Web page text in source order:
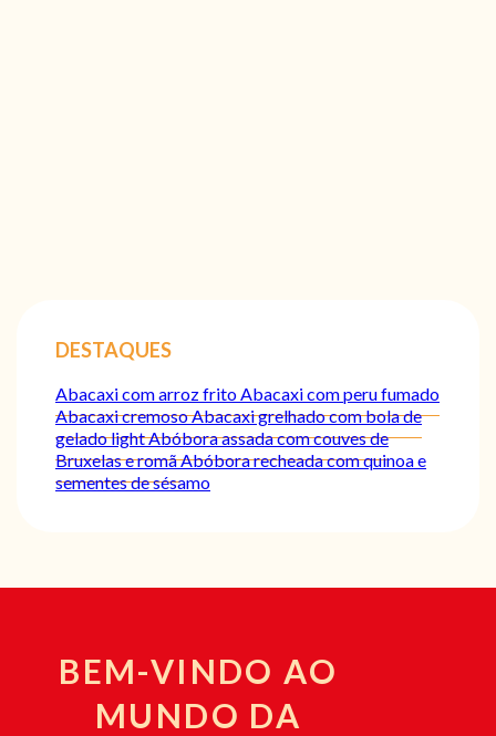
DESTAQUES
Abacaxi com arroz fritoAbacaxi com peru fumado
Abacaxi cremosoAbacaxi grelhado com bola de
gelado lightAbóbora assada com couves de
Bruxelas e romãAbóbora recheada com quinoa e
sementes de sésamo
BEM-VINDO AO
MUNDO DA